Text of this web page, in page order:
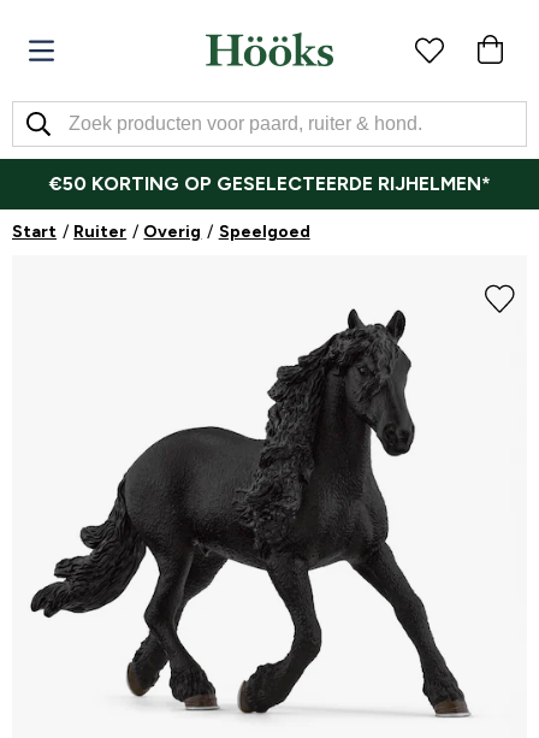
€50 KORTING OP GESELECTEERDE RIJHELMEN*
Start Ruiter Overig Speelgoed